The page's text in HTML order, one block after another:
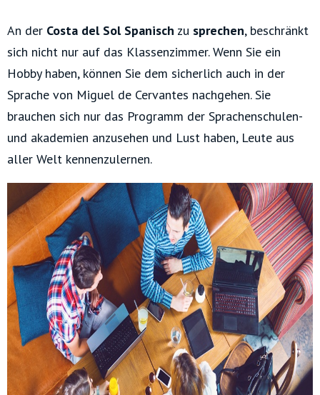
An der Costa del Sol Spanisch zu sprechen, beschränkt
sich nicht nur auf das Klassenzimmer. Wenn Sie ein
Hobby haben, können Sie dem sicherlich auch in der
Sprache von Miguel de Cervantes nachgehen. Sie
brauchen sich nur das Programm der Sprachenschulen-
und akademien anzusehen und Lust haben, Leute aus
aller Welt kennenzulernen.